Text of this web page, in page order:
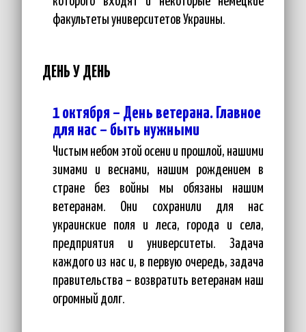
факультеты университетов Украины.
ДЕНЬ У ДЕНЬ
1 октября – День ветерана. Главное
для нас – быть нужными
Чистым небом этой осени и прошлой, нашими
зимами и веснами, нашим рождением в
стране без войны мы обязаны нашим
ветеранам. Они сохранили для нас
украинские поля и леса, города и села,
предприятия и университеты. Задача
каждого из нас и, в первую очередь, задача
правительства – возвратить ветеранам наш
огромный долг.